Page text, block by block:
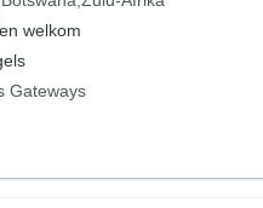
welkom
Gateways